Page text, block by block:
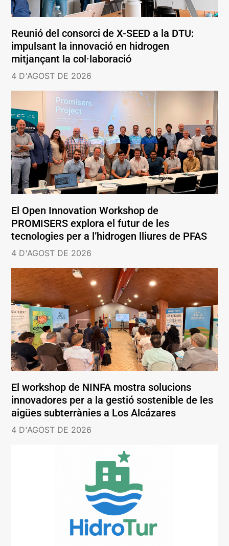
Reunió del consorci de X-SEED a la DTU:
impulsant la innovació en hidrogen
mitjançant la col·laboració
4 D'AGOST DE 2026
El Open Innovation Workshop de
PROMISERS explora el futur de les
tecnologies per a l’hidrogen lliures de PFAS
4 D'AGOST DE 2026
El workshop de NINFA mostra solucions
innovadores per a la gestió sostenible de les
aigües subterrànies a Los Alcázares
4 D'AGOST DE 2026